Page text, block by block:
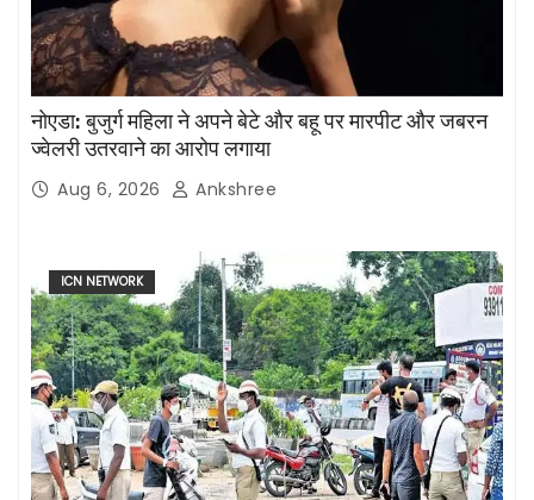
नोएडा: बुजुर्ग महिला ने अपने बेटे और बहू पर मारपीट और जबरन
ज्वेलरी उतरवाने का आरोप लगाया
Aug 6, 2026 Ankshree
ICN NETWORK